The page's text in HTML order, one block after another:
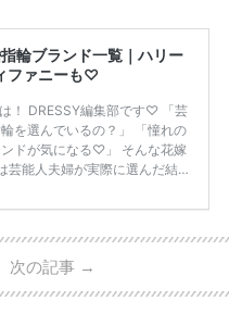
輪ブランド一覧｜ハリー
ファニーも♡
！ DRESSY編集部です♡ 「芸
を選んでいるの？」 「憧れの
ドが気になる♡」 そんな花嫁
芸能人夫婦が実際に選んだ結婚
ティエ、ティファニーなど世界
まで幅広くご紹介。 さらに、
夫婦 ・リングの特徴や魅力 ・
次の記事 →